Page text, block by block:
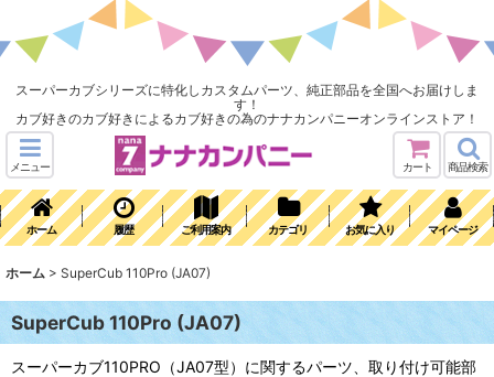
スーパーカブシリーズに特化しカスタムパーツ、純正部品を全国へお届けしま
す！
カブ好きのカブ好きによるカブ好きの為のナナカンパニーオンラインストア！
メニュー カート 商品検索
ホーム 履歴 ご利用案内 カテゴリ お気に入り マイページ
ホーム > SuperCub 110Pro (JA07)
SuperCub 110Pro (JA07)
スーパーカブ110PRO（JA07型）に関するパーツ、取り付け可能部